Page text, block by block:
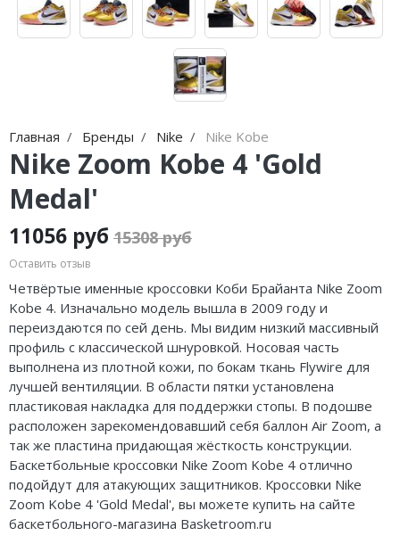
Главная Бренды Nike Nike Kobe
Nike Zoom Kobe 4 'Gold
Medal'
11056 руб 15308 руб
Оставить отзыв
Четвёртые именные кроссовки Коби Брайанта Nike Zoom
Kobe 4. Изначально модель вышла в 2009 году и
переиздаются по сей день. Мы видим низкий массивный
профиль с классической шнуровкой. Носовая часть
выполнена из плотной кожи, по бокам ткань Flywire для
лучшей вентиляции. В области пятки установлена
пластиковая накладка для поддержки стопы. В подошве
расположен зарекомендовавший себя баллон Air Zoom, а
так же пластина придающая жёсткость конструкции.
Баскетбольные кроссовки Nike Zoom Kobe 4 отлично
подойдут для атакующих защитников. Кроссовки Nike
Zoom Kobe 4 'Gold Medal', вы можете купить на сайте
баскетбольного-магазина Basketroom.ru
Jordan Tatum
Air Jordan 39
Air Jordan 38
Air Jordan 37
Air Jordan 36
Air Jordan 1
Air Jordan 3
Air Jordan 4
Air Jordan 5
Air Jordan 6
Air Jordan 7
Air Jordan 10
adidas Samba
adidas Adistar
adidas adiFOM
adidas Adizero
adidas Harden
adidas Dame
adidas AE
Adidas Yeezy Boost 350 V2